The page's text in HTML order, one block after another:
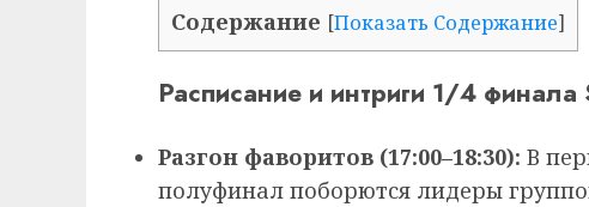
Содержание [Показать Содержание]
Расписание и интриги 1/4
Разгон фаворитов (17:00–18:30): В
полуфинал поборются лидеры